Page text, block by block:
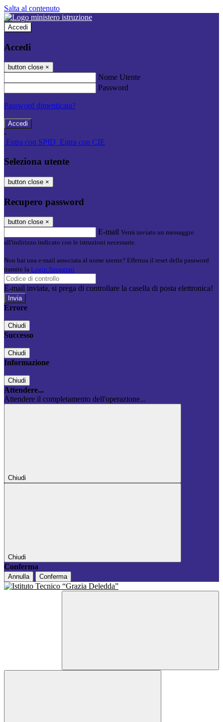
Salta al contenuto
Accedi
Accedi
button close ×
Nome Utente
Password
Password dimenticata?
-
Entra con SPID Entra con CIE
Seleziona utente
button close ×
Recupero password
button close ×
E-mail Verrà inviato un messaggio
all'indirizzo indicato con le istruzioni necessarie.
Non hai una e-mail associata al nome utente? Effettua il reset della password
tramite la Login Spaggiari
E-mail inviata, si prega di controllare la casella di posta elettronica!
Errore
Chiudi
Successo
Chiudi
Informazione
Chiudi
Attendere...
Attendere il completamento dell'operazione...
Chiudi
Chiudi
Conferma
Annulla Conferma